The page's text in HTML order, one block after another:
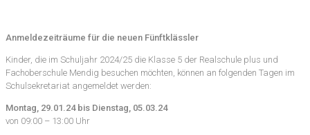
Anmeldezeiträume für die neuen Fünftklässler
Kinder, die im Schuljahr 2024/25 die Klasse 5 der Realschule plus und
Fachoberschule Mendig besuchen möchten, können an folgenden Tagen im
Schulsekretariat angemeldet werden:
Montag, 29.01.24 bis Dienstag, 05.03.24
von 09:00 – 13:00 Uhr